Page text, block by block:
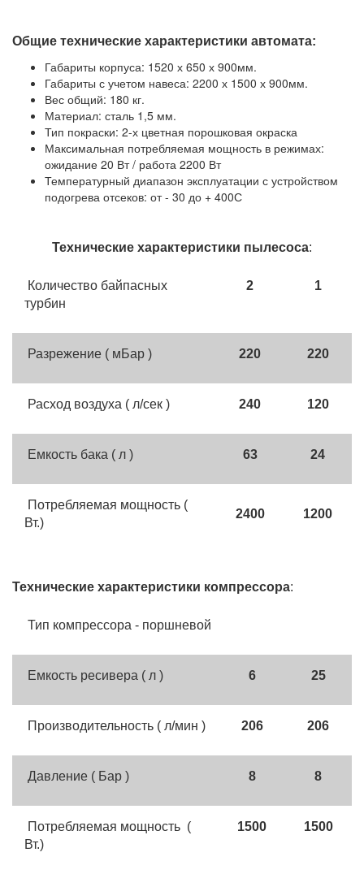
Общие технические характеристики автомата:
Габариты корпуса: 1520 х 650 х 900мм.
Габариты с учетом навеса: 2200 х 1500 х 900мм.
Вес общий: 180 кг.
Материал: сталь 1,5 мм.
Тип покраски: 2-х цветная порошковая окраска
Максимальная потребляемая мощность в режимах:
ожидание 20 Вт / работа 2200 Вт
Температурный диапазон эксплуатации с устройством
подогрева отсеков: от - 30 до + 400С
Технические характеристики пылесоса:
Количество байпасных
турбин
2 1
Разрежение ( мБар ) 220 220
Расход воздуха ( л/сек ) 240 120
Емкость бака ( л ) 63 24
Потребляемая мощность (
Вт.)
2400 1200
Технические характеристики компрессора:
Тип компрессора - поршневой
Емкость ресивера ( л ) 6 25
Производительность ( л/мин ) 206 206
Давление ( Бар ) 8 8
Потребляемая мощность (
Вт.)
1500 1500